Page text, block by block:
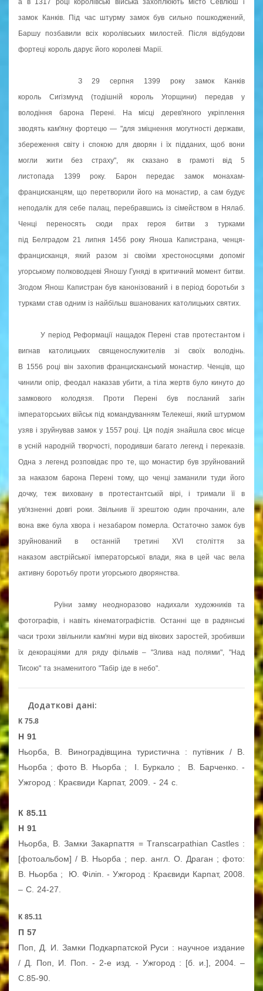
замок Канків. Під час штурму замок був сильно пошкоджений,
Баршу позбавили всіх королівських милостей. Після відбудови
фортеці король дарує його королеві Марії.
З 29 серпня 1399 року замок Канків
король Сигізмунд (тодішній король Угорщини) передав у
володіння барона Перені. На місці дерев'яного укріплення
зводять кам'яну фортецю — "для зміцнення могутності держави,
збереження світу і спокою для дворян і їх підданих, щоб вони
могли жити без страху", як сказано в грамоті від 5
листопада 1399 року. Барон передає замок монахам-
францисканцям, що перетворили його на монастир, а сам будує
неподалік для себе палац, перебравшись із сімейством в Нялаб.
Ченці переносять сюди прах героя битви з турками
під Белградом 21 липня 1456 року Яноша Капистрана, ченця-
францисканця, який разом зі своїми хрестоносцями допоміг
угорському полководцеві Яношу Гуняді в критичний момент битви.
Згодом Янош Капистран був канонізований і в період боротьби з
турками став одним із найбільш вшанованих католицьких святих.
У період Реформації нащадок Перені став протестантом і
вигнав католицьких священослужителів зі своїх володінь.
В 1556 році він захопив францисканський монастир. Ченців, що
чинили опір, феодал наказав убити, а тіла жертв було кинуто до
замкового колодязя. Проти Перені був посланий загін
імператорських військ під командуванням Телекеші, який штурмом
узяв і зруйнував замок у 1557 році. Ця подія знайшла своє місце
в усній народній творчості, породивши багато легенд і переказів.
Одна з легенд розповідає про те, що монастир був зруйнований
за наказом барона Перені тому, що ченці заманили туди його
дочку, теж виховану в протестантській вірі, і тримали її в
ув'язненні довгі роки. Звільнив її зрештою один прочанин, але
вона вже була хвора і незабаром померла. Остаточно замок був
зруйнований в останній третині XVI століття за
наказом австрійської імператорської влади, яка в цей час вела
активну боротьбу проти угорського дворянства.
Руїни замку неодноразово надихали художників та
фотографів, і навіть кінематографістів. Останні ще в радянські
часи трохи звільнили кам'яні мури від вікових заростей, зробивши
їх декораціями для ряду фільмів – "Злива над полями", "Над
Тисою" та знаменитого "Табір іде в небо".
Додаткові дані:
К 75.8
Н 91
Ньорба, В.
Виноградівщина туристична : путівник / В.
Ньорба ; фото В. Ньорба ; І. Буркало ; В. Барченко. -
Ужгород : Краєвиди Карпат, 2009. - 24 с.
К 85.11
Н 91
Ньорба, В.Замки Закарпаття = Тranscarpathian Castles :
[фотоальбом] / В. Ньорба ; пер. англ. О. Драган ; фото:
В. Ньорба ; Ю. Філіп. - Ужгород : Краєвиди Карпат, 2008.
– С. 24-27.
К 85.11
П 57
Поп, Д. И. Замки Подкарпатской Руси : научное издание
/ Д. Поп, И. Поп. - 2-е изд. - Ужгород : [б. и.], 2004. –
С.85-90.